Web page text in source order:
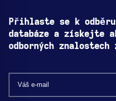
Přihlaste se k
databáze a získejte
odborných